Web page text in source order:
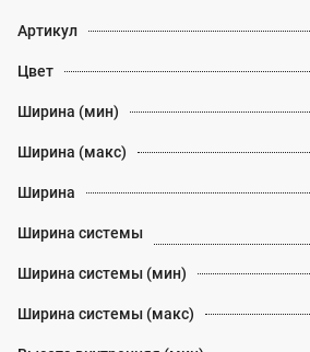
Артикул
Цвет
Ширина (мин)
Ширина (макс)
Ширина
Ширина системы
Ширина системы (мин)
Ширина системы (макс)